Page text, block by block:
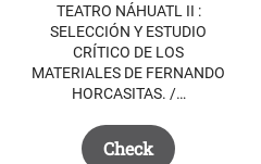
TEATRO NÁHUATL II :
SELECCIÓN Y ESTUDIO
CRÍTICO DE LOS
MATERIALES DE FERNANDO
HORCASITAS. /…
Check